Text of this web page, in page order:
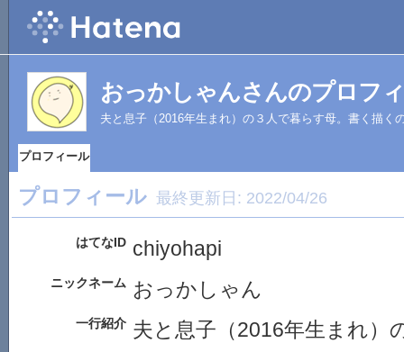
おっかしゃんさんのプロフ
夫と息子（2016年生まれ）の３人で暮らす母。書く描く
プロフィール
プロフィール 最終更新日: 2022/04/26
はてなID chiyohapi
ニックネーム おっかしゃん
一行紹介 夫と息子（2016年生まれ）